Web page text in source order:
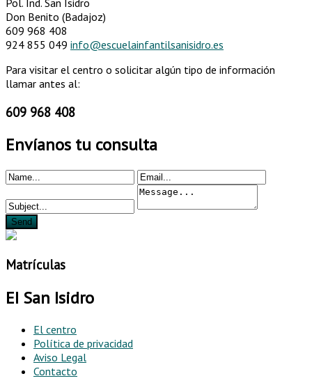
Don Benito (Badajoz)
609 968 408
924 855 049 info@escuelainfantilsanisidro.es
Para visitar el centro o solicitar algún tipo de información
llamar antes al:
609 968 408
Envíanos tu consulta
Matrículas
EI San Isidro
El centro
Política de privacidad
Aviso Legal
Contacto